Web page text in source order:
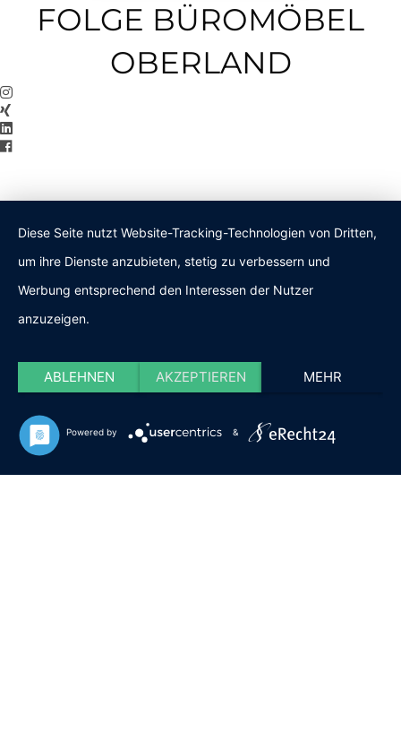
FOLGE BÜROMÖBEL
OBERLAND
Diese Seite nutzt Website-Tracking-Technologien von Dritten,
um ihre Dienste anzubieten, stetig zu verbessern und
Werbung entsprechend den Interessen der Nutzer
anzuzeigen.
ABLEHNEN AKZEPTIEREN MEHR
Powered by &